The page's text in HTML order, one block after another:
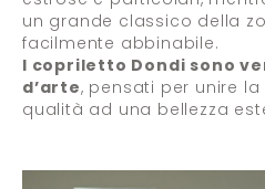
un grande classico della
facilmente abbinabile.
I copriletto Dondi sono
d’arte, pensati per unire
qualità ad una bellezza